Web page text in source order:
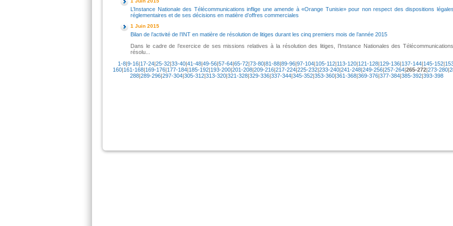
L’Instance Nationale des Télécommunications inflige une amende à «Orange Tunisie» pour non respect des dispositions
réglementaires et de ses décisions en matière d’offres commerciales
1 Juin 2015
Bilan de l’activité de l’INT en matière de résolution de litiges durant les cinq premiers mois de l’année 2015
Dans le cadre de l’exercice de ses missions relatives à la résolution des litiges, l’Instance Nationales des
résolu...
1-8| 9-16| 17-24| 25-32| 33-40| 41-48| 49-56| 57-64| 65-72| 73-80| 81-88| 89-96| 97-104| 105-112| 113-120| 121-128| 129-136| 137-144| 145-152|
160 161-168 169-176 177-184 185-192 193-200 201-208 209-216 217-224 225-232 233-240 241-248 249-256 257-264 265-272 273-280
288 289-296 297-304 305-312 313-320 321-328 329-336 337-344 345-352 353-360 361-368 369-376 377-384 385-392 393-398